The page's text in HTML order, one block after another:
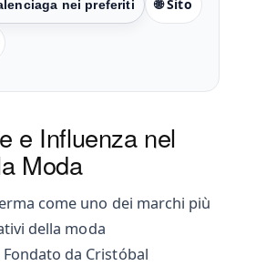
🌐 Sito
e Influenza nel
Moda
come uno dei marchi più
della moda
da Cristóbal